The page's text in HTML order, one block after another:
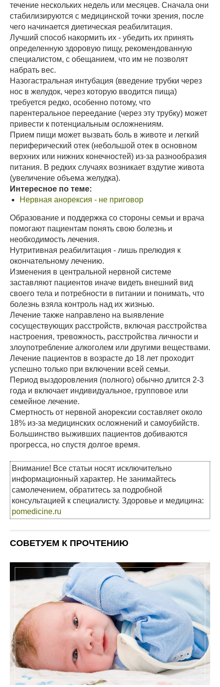
течение нескольких недель или месяцев. Сначала они
стабилизируются с медицинской точки зрения, после
чего начинается диетическая реабилитация.
Лучший способ накормить их - убедить их принять
определенную здоровую пищу, рекомендованную
специалистом, с обещанием, что им не позволят
набрать вес.
Назогастральная интубация (введение трубки через
нос в желудок, через которую вводится пища)
требуется редко, особенно потому, что
парентеральное переедание (через эту трубку) может
привести к потенциальным осложнениям.
Прием пищи может вызвать боль в животе и легкий
периферический отек (небольшой отек в основном
верхних или нижних конечностей) из-за разнообразия
питания. В редких случаях возникает вздутие живота
(увеличение объема желудка).
Интересное по теме:
Нервная анорексия - не приговор
Образование и поддержка со стороны семьи и врача
помогают пациентам понять свою болезнь и
необходимость лечения.
Нутритивная реабилитация - лишь прелюдия к
окончательному лечению.
Изменения в центральной нервной системе
заставляют пациентов иначе видеть внешний вид
своего тела и потребности в питании и понимать, что
болезнь взяла контроль над их жизнью.
Лечение также направлено на выявление
сосуществующих расстройств, включая расстройства
настроения, тревожность, расстройства личности и
злоупотребление алкоголем или другими веществами.
Лечение пациентов в возрасте до 18 лет проходит
успешно только при включении всей семьи.
Период выздоровления (полного) обычно длится 2-3
года и включает индивидуальное, групповое или
семейное лечение.
Смертность от нервной анорексии составляет около
18% из-за медицинских осложнений и самоубийств.
Большинство выживших пациентов добиваются
прогресса, но спустя долгое время.
Внимание! Все статьи носят исключительно
информационный характер. Не занимайтесь
самолечением, обратитесь за подробной
консультацией к специалисту. Здоровье и медицина:
pomedicine.ru
СОВЕТУЕМ К ПРОЧТЕНИЮ